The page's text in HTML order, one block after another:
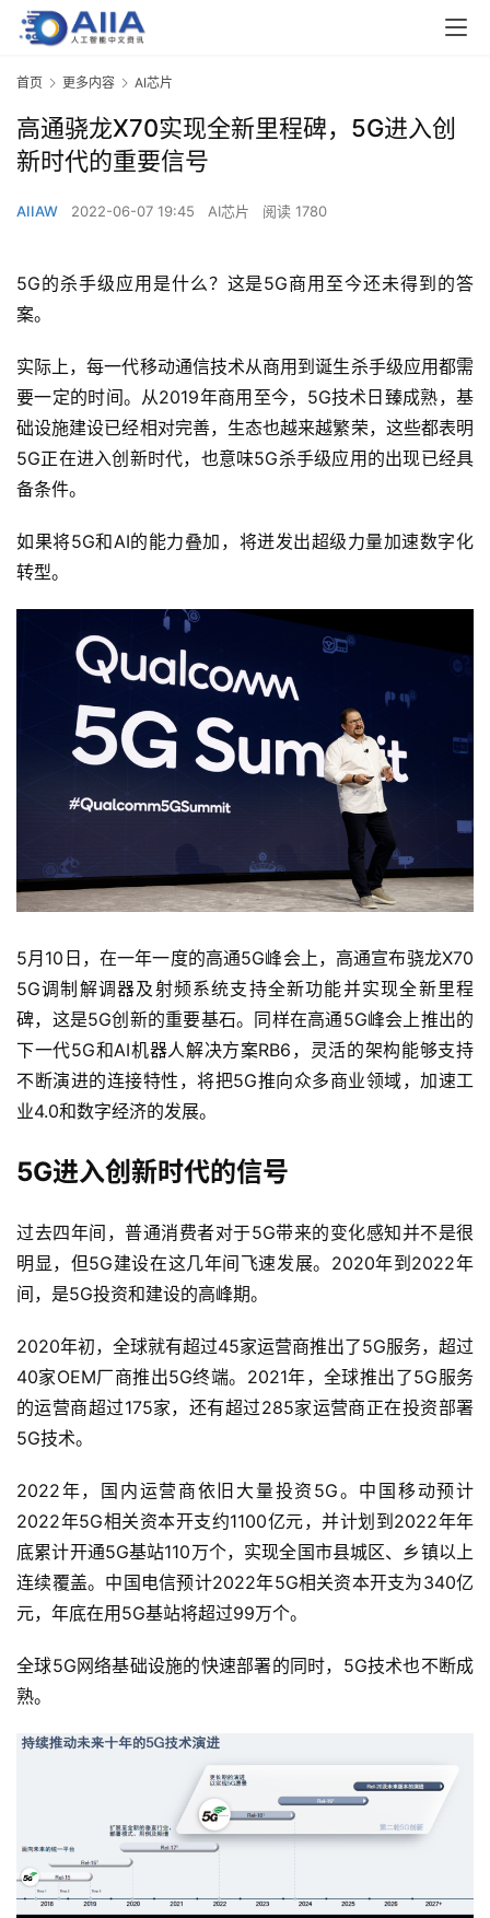
首页 更多内容 AI芯片
高通骁龙X70实现全新里程碑，5G进入创
新时代的重要信号
AIIAW 2022-06-07 19:45 AI芯片 阅读 1780
5G的杀手级应用是什么？这是5G商用至今还未得到的答
案。
实际上，每一代移动通信技术从商用到诞生杀手级应用都需
要一定的时间。从2019年商用至今，5G技术日臻成熟，基
础设施建设已经相对完善，生态也越来越繁荣，这些都表明
5G正在进入创新时代，也意味5G杀手级应用的出现已经具
备条件。
如果将5G和AI的能力叠加，将迸发出超级力量加速数字化
转型。
5月10日，在一年一度的高通5G峰会上，高通宣布骁龙X70
5G调制解调器及射频系统支持全新功能并实现全新里程
碑，这是5G创新的重要基石。同样在高通5G峰会上推出的
下一代5G和AI机器人解决方案RB6，灵活的架构能够支持
不断演进的连接特性，将把5G推向众多商业领域，加速工
业4.0和数字经济的发展。
5G进入创新时代的信号
过去四年间，普通消费者对于5G带来的变化感知并不是很
明显，但5G建设在这几年间飞速发展。2020年到2022年
间，是5G投资和建设的高峰期。
2020年初，全球就有超过45家运营商推出了5G服务，超过
40家OEM厂商推出5G终端。2021年，全球推出了5G服务
的运营商超过175家，还有超过285家运营商正在投资部署
5G技术。
2022年，国内运营商依旧大量投资5G。中国移动预计
2022年5G相关资本开支约1100亿元，并计划到2022年年
底累计开通5G基站110万个，实现全国市县城区、乡镇以上
连续覆盖。中国电信预计2022年5G相关资本开支为340亿
元，年底在用5G基站将超过99万个。
全球5G网络基础设施的快速部署的同时，5G技术也不断成
熟。